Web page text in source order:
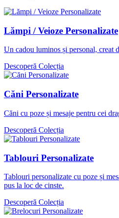
Lămpi / Veioze Personalizate
Un cadou luminos și personal, creat
Descoperă Colecția
Căni Personalizate
Căni cu poze și mesaje pentru cei
Descoperă Colecția
Tablouri Personalizate
Tablouri personalizate cu poze și
pus la loc de cinste.
Descoperă Colecția